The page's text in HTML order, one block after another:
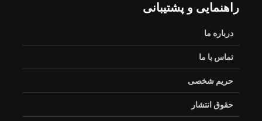
پزشکیان: اگر با مردم
تذکر داده شد
تاکید مدیرکل راه و
بلوچستان بر شتاب‌بخشی
مسکن
راهنمایی و پشتیبانی
درباره ما
تماس با ما
حریم شخصی
حقوق انتشار